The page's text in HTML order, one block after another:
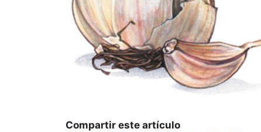
Compartir este artículo